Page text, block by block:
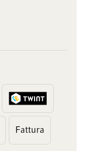
Fattura